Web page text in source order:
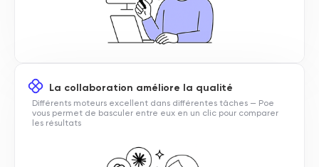
La collaboration améliore la qualité
Différents moteurs excellent dans différentes tâches — Poe
vous permet de basculer entre eux en un clic pour comparer
les résultats